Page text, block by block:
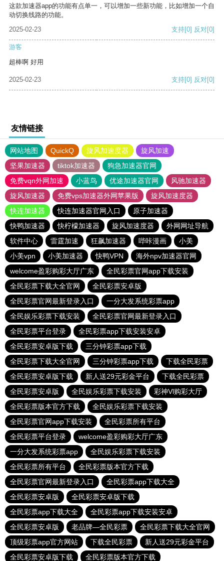
这款加速器app的功能有点单一，可以增加一些新功能，比如增加一个自
动切换线路的功能。
2025-02-23
支持[0] 反对[0]
游客
超棒啊 好用
2025-02-23 支持[0] 反对[0]
友情链接
网站地图 QuickQ 旋风加速度器
旋风加速
坚果加速器
tiktok加速器
狗急加速器官网
免费vqn外网加速
小蓝鸟 优途加速器官网
风驰加速器
旋风加速器
免费vps加速器外网苹果版
旋风加速度器
快连加速器
快连加速器官网入口
原子加速器
快鸭加速器
快柠檬加速器 旋风加速度器
外网网址导航
软件中心
雷霆加速 狂飙加速器 哔咔漫画
小美
小美vpn
小美加速器 快鸭VPN
海外npv加速器官网
welcome盈彩购彩大厅广东
全民彩票官网app下载安装
全民彩票下载大全官网
全民彩票安卓版
全民彩票官网最新登录入口
一分大发系统彩票app
全民娱乐彩票下载安装
全民彩票官网最新登录入口
全民彩票平台登录
全民彩票app下载安装安卓
全民彩票安卓版下载
三分钟彩票app下载
全民彩票下载大全官网
三分钟彩票app下载
下载全民彩票
全民彩票安卓版下载
新人送29元彩金平台
下载全民彩票
全民彩票安卓版
全民娱乐彩票下载安装
彩神Vl购彩大厅
全民彩票版本官方下载
全民娱乐彩票下载安装
全民彩票官网app下载安装
全民彩票所有平台
全民彩票平台登录
welcome盈彩购彩大厅广东
一分大发系统彩票app
全民娱乐彩票下载安装
全民彩票所有平台
全民彩票版本官方下载
全民彩票官网最新登录入口
全民彩票app下载大全
全民彩票安卓版
全民彩票安卓版下载
全民彩票app下载大全
全民彩票app下载安装安卓
全民彩票安卓版
老品牌—全民彩票
全民彩票下载大全官网
顶级彩票app官方网站
下载全民彩票
新人送29元彩金平台
全民彩票安卓版下载
全民彩票版本官方下载